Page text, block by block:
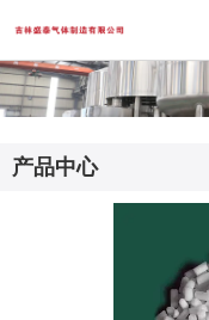
产品中心